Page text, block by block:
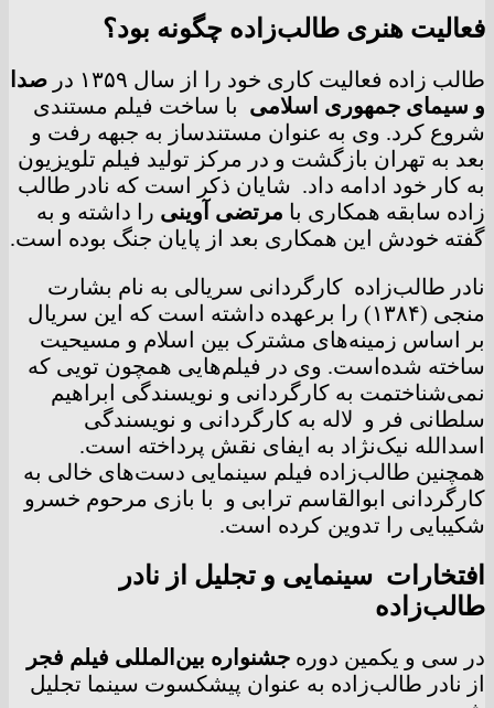
فعالیت هنری طالب‌زاده چگونه بود؟
طالب زاده فعالیت کاری خود را از سال ۱۳۵۹ در
صدا
و سیمای جمهوری اسلامی با ساخت فیلم مستندی
شروع کرد. وی به عنوان مستندساز به جبهه رفت و
بعد به تهران بازگشت و در مرکز تولید فیلم تلویزیون
به کار خود ادامه داد. شایان ذکر است که نادر طالب
زاده سابقه همکاری با مرتضی آوینی را داشته و به
گفته خودش این همکاری بعد از پایان جنگ بوده‌ است.
نادر طالب‌زاده کارگردانی سریالی به نام بشارت
منجی (۱۳۸۴) را برعهده داشته است که این سریال
بر اساس زمینه‌های مشترک بین اسلام و مسیحیت
ساخته شده‌است. وی در فیلم‌هایی همچون تویی که
نمی‌شناختمت به کارگردانی و نویسندگی ابراهیم
سلطانی فر و لاله به کارگردانی و نویسندگی
اسدالله نیک‌نژاد به ایفای نقش پرداخته است.
همچنین طالب‌زاده فیلم سینمایی دست‌های خالی به
کارگردانی ابوالقاسم ترابی و با بازی مرحوم خسرو
شکیبایی را تدوین کرده است.
افتخارات سینمایی و تجلیل از نادر
طالب‌زاده
در سی و یکمین دوره جشنواره بین‌المللی فیلم فجر
از نادر طالب‌زاده به عنوان پیشکسوت سینما تجلیل